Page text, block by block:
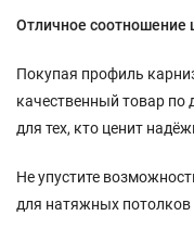
Отличное соотношение
Покупая профиль
качественный товар по
для тех, кто ценит
Не упустите
для натяжных потолков